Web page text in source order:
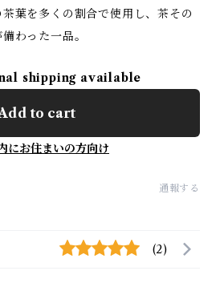
葉を多くの割合で使用し、茶その
わった一品。
shipping available
to cart
にお住まいの方向け
通報する
(2)